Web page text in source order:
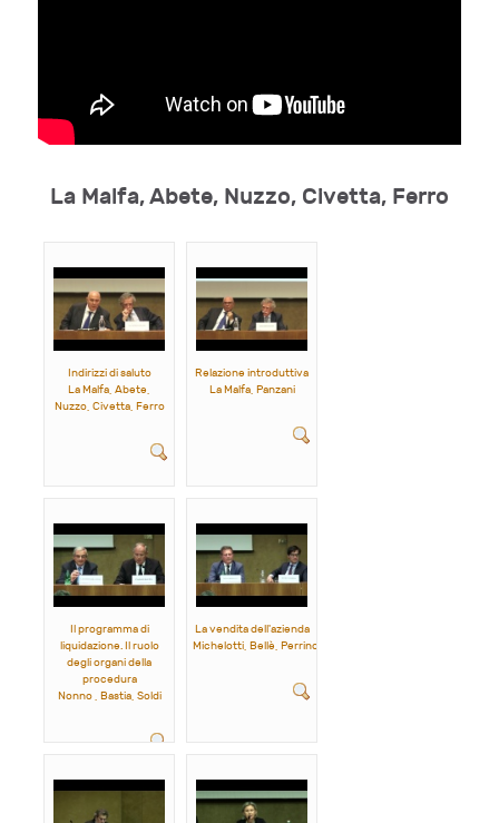
La Malfa, Abete, Nuzzo, Civetta, Ferro
Indirizzi di saluto
La Malfa, Abete,
Nuzzo, Civetta, Ferro
Relazione introduttiva
La Malfa, Panzani
Il programma di
liquidazione. Il ruolo
degli organi della
procedura
Nonno , Bastia, Soldi
La vendita dell'azienda
Michelotti, Bellè, Perrino